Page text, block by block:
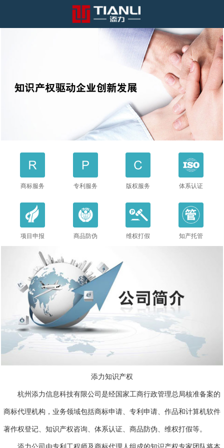
商标服务 专利服务 版权服务 体系认证
项目申报 商品防伪 维权打假 知产托管
添力知识产权
杭州添力信息科技有限公司是经国家工商行政管理总局核准备案的
商标代理机构，业务领域包括商标申请、专利申请、作品和计算机软件
著作权登记、知识产权咨询、体系认证、商品防伪、维权打假等。